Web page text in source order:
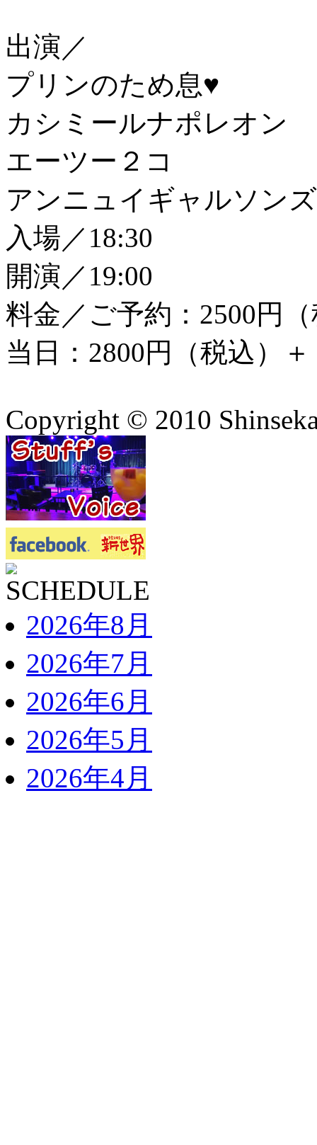
出演／
プリンのため息♥
カシミールナポレオン
エーツー２コ
アンニュイギャルソンズ
入場／18:30
開演／19:00
料金／ご予約：2500円
当日：2800円（税込）
Copyright © 2010
2026年8月
2026年7月
2026年6月
2026年5月
2026年4月